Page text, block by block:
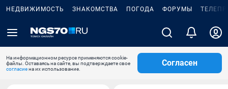
НЕДВИЖИМОСТЬ ЗНАКОМСТВА ПОГОДА ФОРУМЫ
На информационном ресурсе применяются cookie-
файлы. Оставаясь на сайте, вы подтверждаете свое
согласиена их использование.
Согласен